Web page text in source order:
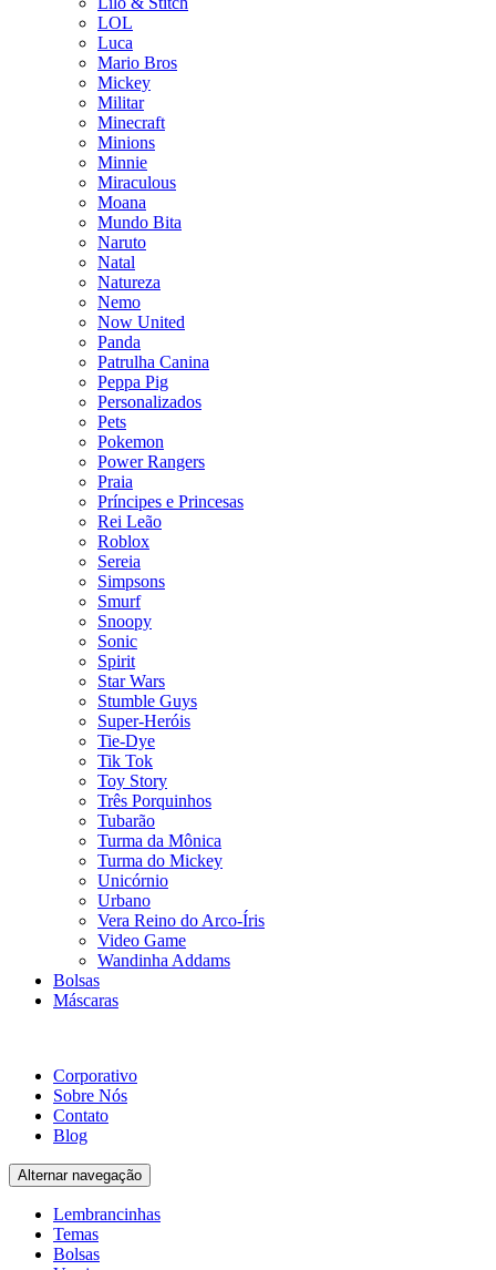
LOL
Luca
Mario Bros
Mickey
Militar
Minecraft
Minions
Minnie
Miraculous
Moana
Mundo Bita
Naruto
Natal
Natureza
Nemo
Now United
Panda
Patrulha Canina
Peppa Pig
Personalizados
Pets
Pokemon
Power Rangers
Praia
Príncipes e Princesas
Rei Leão
Roblox
Sereia
Simpsons
Smurf
Snoopy
Sonic
Spirit
Star Wars
Stumble Guys
Super-Heróis
Tie-Dye
Tik Tok
Toy Story
Três Porquinhos
Tubarão
Turma da Mônica
Turma do Mickey
Unicórnio
Urbano
Vera Reino do Arco-Íris
Video Game
Wandinha Addams
Bolsas
Máscaras
Corporativo
Sobre Nós
Contato
Blog
Alternar navegação
Lembrancinhas
Temas
Bolsas